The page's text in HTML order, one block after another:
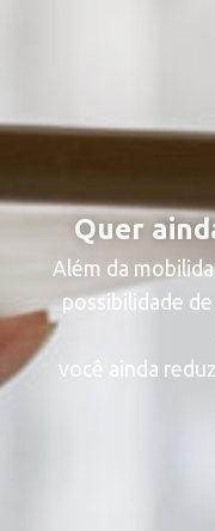
Quer
Além da
possibilidade
você ainda